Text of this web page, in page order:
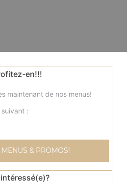
en!!!
maintenant de nos menus!
:
& PROMOS!